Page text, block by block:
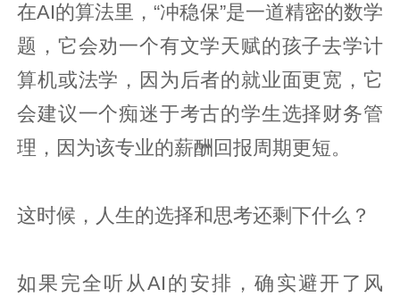
在AI的算法里，“冲稳保”是一道精密的数学
题，它会劝一个有文学天赋的孩子去学计
算机或法学，因为后者的就业面更宽，它
会建议一个痴迷于考古的学生选择财务管
理，因为该专业的薪酬回报周期更短。
这时候，人生的选择和思考还剩下什么？
如果完全听从AI的安排，确实避开了风